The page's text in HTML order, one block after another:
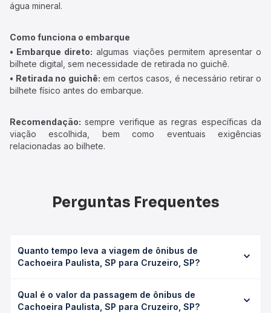
água mineral.
Como funciona o embarque
• Embarque direto: algumas viações permitem apresentar o
bilhete digital, sem necessidade de retirada no guichê.
• Retirada no guichê: em certos casos, é necessário retirar o
bilhete físico antes do embarque.
Recomendação: sempre verifique as regras específicas da
viação escolhida, bem como eventuais exigências
relacionadas ao bilhete.
Perguntas Frequentes
Quanto tempo leva a viagem de ônibus de
Cachoeira Paulista, SP para Cruzeiro, SP?
Cruzeiro, SP leva em média 0 horas, podendo variar
conforme a viação, o tipo de serviço (convencional,
Qual é o valor da passagem de ônibus de
Cachoeira Paulista, SP para Cruzeiro, SP?